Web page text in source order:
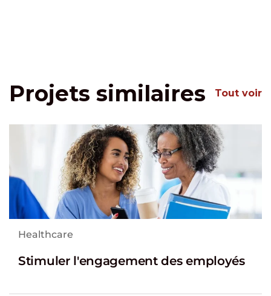
Projets similaires Tout voir
Healthcare
Stimuler l'engagement des employés